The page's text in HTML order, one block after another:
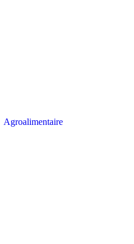
Agroalimentaire